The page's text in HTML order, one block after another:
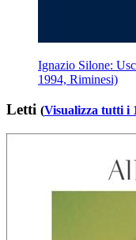
Ignazio Silone:
1994, Riminesi)
Letti (Visualizza tutti i